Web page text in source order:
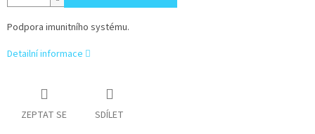
Podpora imunitního systému.
Detailní informace
ZEPTAT SE SDÍLET